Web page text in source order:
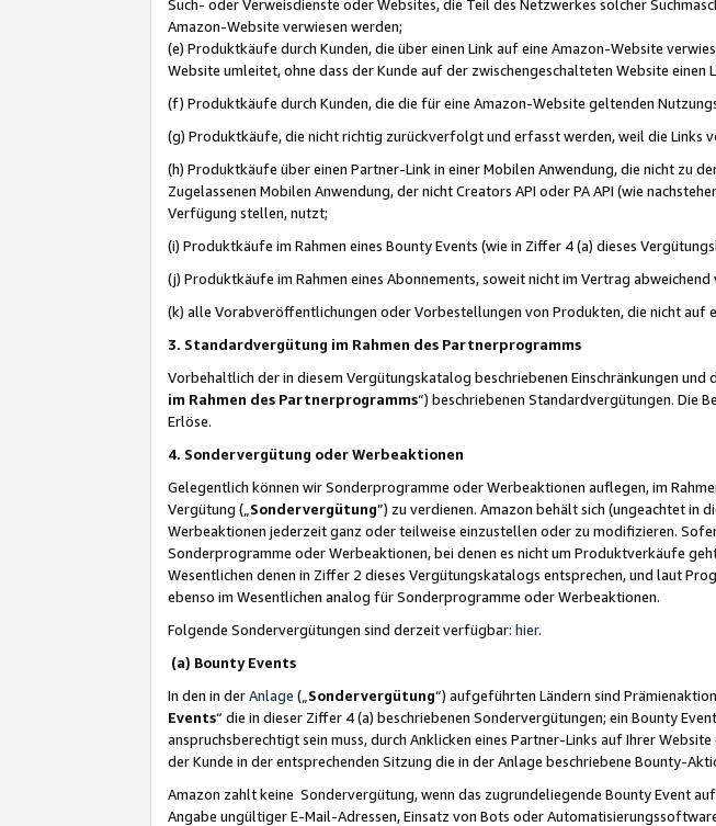
Such- oder Verweisdienste oder Websites, die Teil des Netzwerkes solcher
Amazon-Website verwiesen werden;
(e) Produktkäufe durch Kunden, die über einen Link auf eine Amazon-Website
Website umleitet, ohne dass der Kunde auf der zwischengeschalteten Website einen
(f) Produktkäufe durch Kunden, die die für eine Amazon-Website geltenden
(g) Produktkäufe, die nicht richtig zurückverfolgt und erfasst werden, weil die Links
(h) Produktkäufe über einen Partner-Link in einer Mobilen Anwendung, die nicht zu
Zugelassenen Mobilen Anwendung, der nicht Creators API oder PA API (wie
Verfügung stellen, nutzt;
(i) Produktkäufe im Rahmen eines Bounty Events (wie in Ziffer 4 (a) dieses
(j) Produktkäufe im Rahmen eines Abonnements, soweit nicht im Vertrag abweichend
(k) alle Vorabveröffentlichungen oder Vorbestellungen von Produkten, die nicht auf
3. Standardvergütung im Rahmen des Partnerprogramms
Vorbehaltlich der in diesem Vergütungskatalog beschriebenen Einschränkungen und
im Rahmen des Partnerprogramms“) beschriebenen Standardvergütungen. Die
Erlöse.
4. Sondervergütung oder Werbeaktionen
Gelegentlich können wir Sonderprogramme oder Werbeaktionen auflegen, im
Vergütung („ Sondervergütung”) zu verdienen. Amazon behält sich (ungeachtet in
Werbeaktionen jederzeit ganz oder teilweise einzustellen oder zu modifizieren.
Sonderprogramme oder Werbeaktionen, bei denen es nicht um Produktverkäufe
Wesentlichen denen in Ziffer 2 dieses Vergütungskatalogs entsprechen, und laut
ebenso im Wesentlichen analog für Sonderprogramme oder Werbeaktionen.
Folgende Sondervergütungen sind derzeit verfügbar: hier.
(a) Bounty Events
In den in derAnlage („ Sondervergütung“) aufgeführten Ländern sind
Events“ die in dieser Ziffer 4 (a) beschriebenen Sondervergütungen; ein Bounty
anspruchsberechtigt sein muss, durch Anklicken eines Partner-Links auf Ihrer
der Kunde in der entsprechenden Sitzung die in der Anlage beschriebene Bounty-
Amazon zahlt keine Sondervergütung, wenn das zugrundeliegende Bounty Event
Angabe ungültiger E-Mail-Adressen, Einsatz von Bots oder